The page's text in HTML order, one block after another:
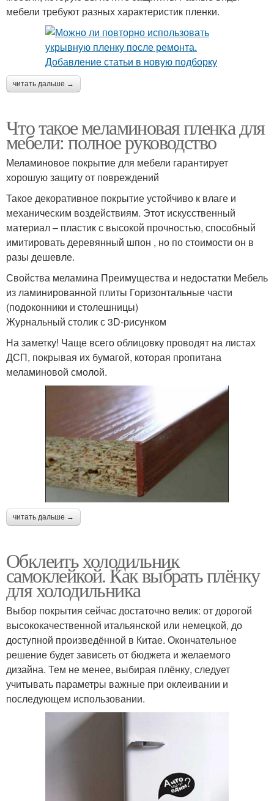
мебели требуют разных характеристик пленки.
читать дальше →
Что такое меламиновая пленка для
мебели: полное руководство
Меламиновое покрытие для мебели гарантирует
хорошую защиту от повреждений
Такое декоративное покрытие устойчиво к влаге и
механическим воздействиям. Этот искусственный
материал – пластик с высокой прочностью, способный
имитировать деревянный шпон , но по стоимости он в
разы дешевле.
Свойства меламина Преимущества и недостатки Мебель
из ламинированной плиты Горизонтальные части
(подоконники и столешницы)
Журнальный столик с 3D-рисунком
На заметку! Чаще всего облицовку проводят на листах
ДСП, покрывая их бумагой, которая пропитана
меламиновой смолой.
читать дальше →
Обклеить холодильник
самоклейкой. Как выбрать плёнку
для холодильника
Выбор покрытия сейчас достаточно велик: от дорогой
высококачественной итальянской или немецкой, до
доступной произведённой в Китае. Окончательное
решение будет зависеть от бюджета и желаемого
дизайна. Тем не менее, выбирая плёнку, следует
учитывать параметры важные при оклеивании и
последующем использовании.